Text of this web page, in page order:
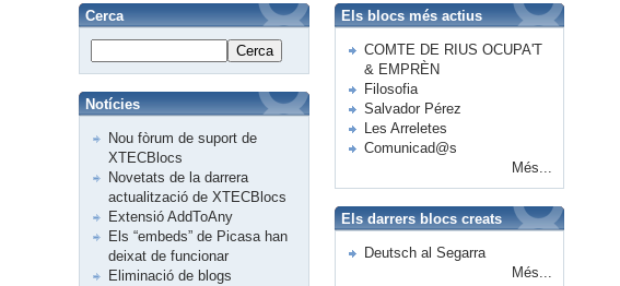
Cerca
Cerca
Notícies
Nou fòrum de suport de
XTECBlocs
Novetats de la darrera
actualització de XTECBlocs
Extensió AddToAny
Els “embeds” de Picasa han
deixat de funcionar
Eliminació de blogs
Els blocs més actius
COMTE DE RIUS OCUPA'T
& EMPRÈN
Filosofia
Salvador Pérez
Les Arreletes
Comunicad@s
Més...
Els darrers blocs creats
Deutsch al Segarra
Més...